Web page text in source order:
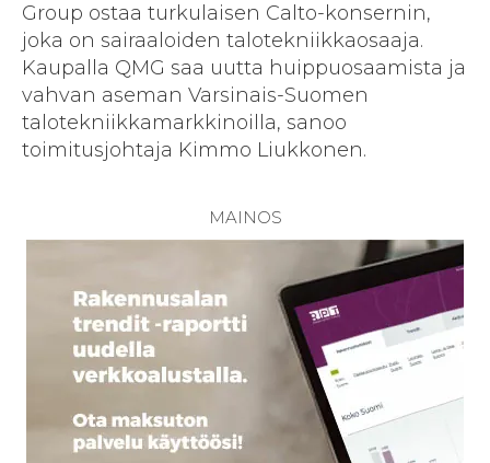
Group ostaa turkulaisen Calto-konsernin,
joka on sairaaloiden talotekniikkaosaaja.
Kaupalla QMG saa uutta huippuosaamista ja
vahvan aseman Varsinais-Suomen
talotekniikkamarkkinoilla, sanoo
toimitusjohtaja Kimmo Liukkonen.